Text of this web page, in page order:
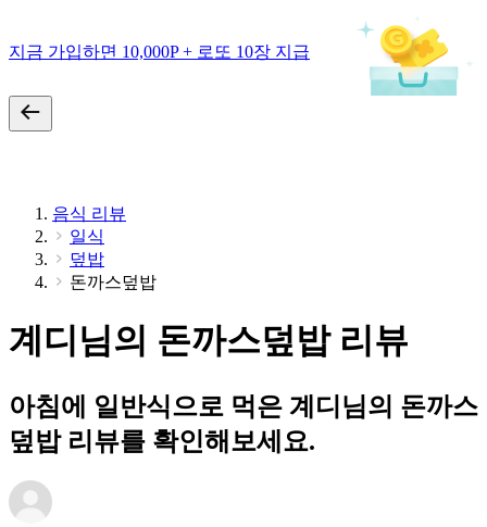
지금 가입하면 10,000P + 로또 10장 지급
음식 리뷰
일식
덮밥
돈까스덮밥
계디님의 돈까스덮밥 리뷰
아침에 일반식으로 먹은 계디님의 돈까스
덮밥 리뷰를 확인해보세요.